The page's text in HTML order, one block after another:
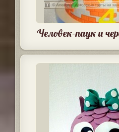
Человек-паук и